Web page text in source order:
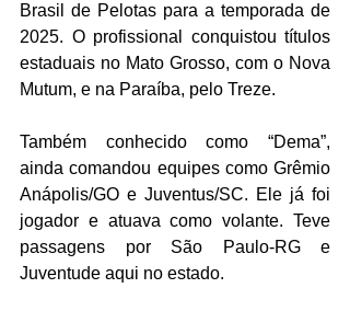
Brasil de Pelotas para a temporada de
2025. O profissional conquistou títulos
estaduais no Mato Grosso, com o Nova
Mutum, e na Paraíba, pelo Treze.
Também conhecido como “Dema”,
ainda comandou equipes como Grêmio
Anápolis/GO e Juventus/SC. Ele já foi
jogador e atuava como volante. Teve
passagens por São Paulo-RG e
Juventude aqui no estado.